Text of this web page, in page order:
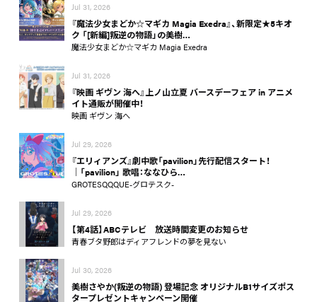
Jul 31, 2026
『魔法少女まどか☆マギカ Magia Exedra』、新限定★5キオ
ク 「[新編]叛逆の物語」の美樹…
魔法少女まどか☆マギカ Magia Exedra
Jul 31, 2026
『映画 ギヴン 海へ』上ノ山立夏 バースデーフェア in アニメ
イト通販が開催中！
映画 ギヴン 海へ
Jul 29, 2026
『エリィアンズ』劇中歌「pavilion」先行配信スタート！
│「pavilion」 歌唱：ななひら…
GROTESQQQUE-グロテスク-
Jul 29, 2026
【第4話】ABCテレビ 放送時間変更のお知らせ
青春ブタ野郎はディアフレンドの夢を見ない
Jul 30, 2026
美樹さやか(叛逆の物語) 登場記念 オリジナルB1サイズポス
タープレゼントキャンペーン開催